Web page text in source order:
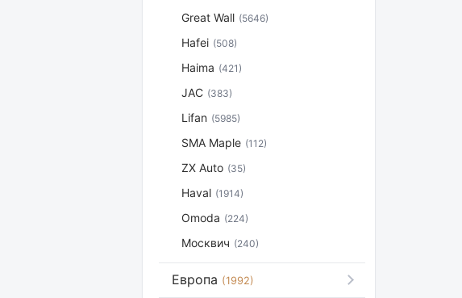
Great Wall (5646)
Hafei (508)
Haima (421)
JAC (383)
Lifan (5985)
SMA Maple (112)
ZX Auto (35)
Haval (1914)
Omoda (224)
Москвич (240)
Европа (1992)